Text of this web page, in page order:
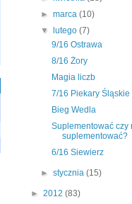
►marca(10)
▼
lutego(7)
9/16 Ostrawa
8/16 Żory
Magia liczb
7/16 Piekary Śląskie
Bieg Wedla
Suplementować czy
suplementować?
6/16 Siewierz
►stycznia(15)
► 2012 (83)